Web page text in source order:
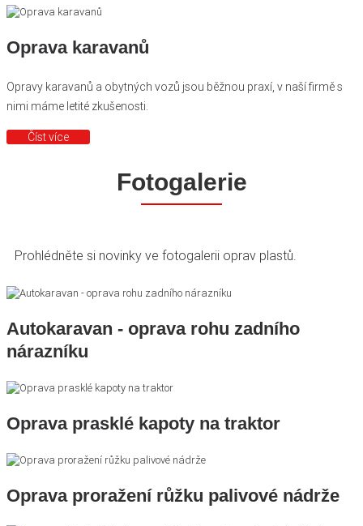
Oprava karavanů
Opravy karavanů a obytných vozů jsou běžnou praxí, v naší firmě s
nimi máme letité zkušenosti.
Číst více
Fotogalerie
Prohlédněte si novinky ve fotogalerii oprav plastů.
Autokaravan - oprava rohu zadního
nárazníku
Oprava prasklé kapoty na traktor
Oprava proražení růžku palivové nádrže